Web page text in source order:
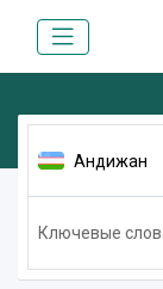
Андижан